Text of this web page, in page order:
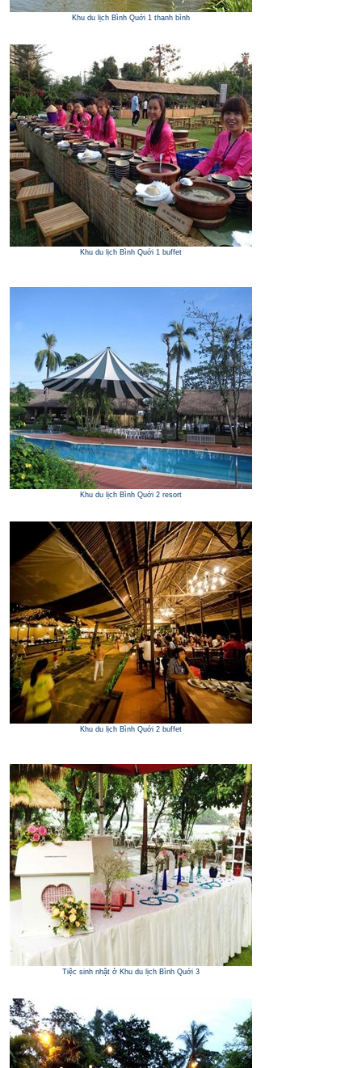
Khu du lịch Bình Quới 1 thanh bình
Khu du lịch Bình Quới 1 buffet
Khu du lịch Bình Quới 2 resort
Khu du lịch Bình Quới 2 buffet
Tiệc sinh nhật ở Khu du lịch Bình Quới 3